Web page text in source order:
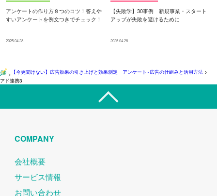
アンケートの作り方８つのコツ！答えや
すいアンケートを例文つきでチェック！
2025.04.28
【失敗学】30事例 新規事業・スタート
アップが失敗を避けるために
2025.04.28
> 【今更聞けない】広告効果の引き上げと効果測定 アンケート×広告の仕組みと活用方法>
アド連携3
COMPANY
会社概要
サービス情報
お問い合わせ